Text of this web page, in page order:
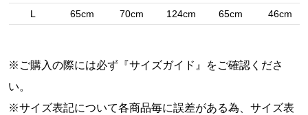
L
65cm 70cm 124cm 65cm 46cm
※ご購入の際には必ず『サイズガイド 』をご確認くださ
い。
※サイズ表記について各商品毎に誤差がある為、サイズ表